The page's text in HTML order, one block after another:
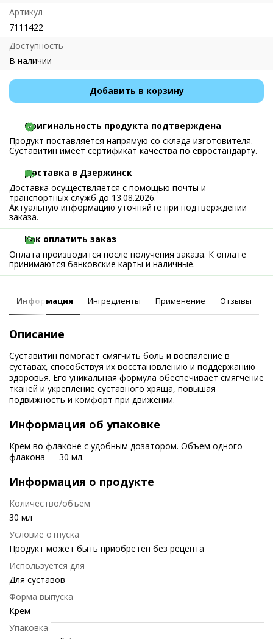
Артикул
7111422
Доступность
В наличии
Добавить в корзину
Оригинальность продукта подтверждена
Продукт поставляется напрямую со склада изготовителя.
Суставитин имеет сертификат качества по евростандарту.
Доставка в Дзержинск
Доставка осуществляется с помощью почты и
транспортных служб до 13.08.2026.
Актуальную информацию уточняйте при подтверждении
заказа.
Как оплатить заказ
Оплата производится после получения заказа. К оплате
принимаются банковские карты и наличные.
Информация Ингредиенты Применение Отзывы
Описание
Суставитин помогает смягчить боль и воспаление в
суставах, способствуя их восстановлению и поддержанию
здоровья. Его уникальная формула обеспечивает смягчение
тканей и укрепление суставного хряща, повышая
подвижность и комфорт при движении.
Информация об упаковке
Крем во флаконе с удобным дозатором. Объем одного
флакона — 30 мл.
Информация о продукте
Количество/объем
30 мл
Условие отпуска
Продукт может быть приобретен без рецепта
Используется для
Для суставов
Форма выпуска
Крем
Упаковка